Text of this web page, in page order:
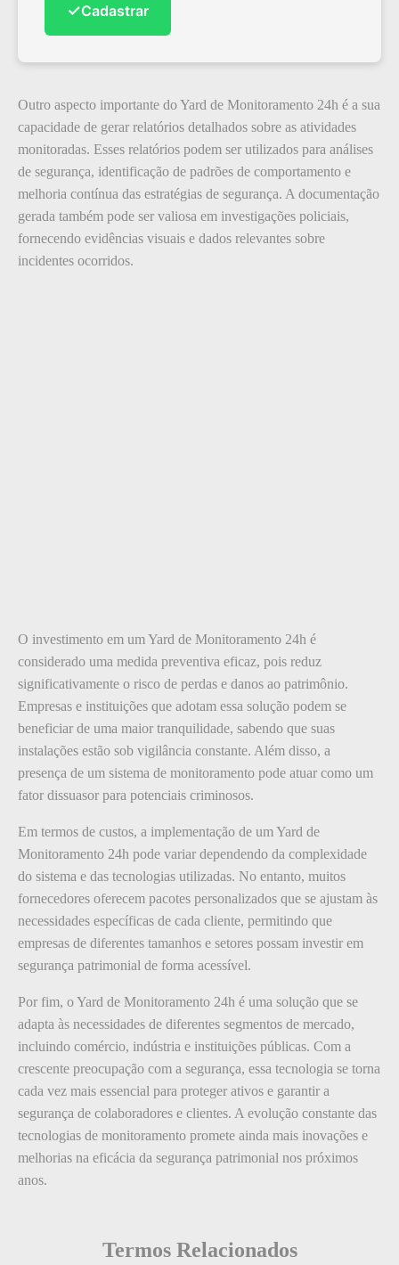
✓Cadastrar
Outro aspecto importante do Yard de Monitoramento 24h é a sua
capacidade de gerar relatórios detalhados sobre as atividades
monitoradas. Esses relatórios podem ser utilizados para análises
de segurança, identificação de padrões de comportamento e
melhoria contínua das estratégias de segurança. A documentação
gerada também pode ser valiosa em investigações policiais,
fornecendo evidências visuais e dados relevantes sobre
incidentes ocorridos.
O investimento em um Yard de Monitoramento 24h é
considerado uma medida preventiva eficaz, pois reduz
significativamente o risco de perdas e danos ao patrimônio.
Empresas e instituições que adotam essa solução podem se
beneficiar de uma maior tranquilidade, sabendo que suas
instalações estão sob vigilância constante. Além disso, a
presença de um sistema de monitoramento pode atuar como um
fator dissuasor para potenciais criminosos.
Em termos de custos, a implementação de um Yard de
Monitoramento 24h pode variar dependendo da complexidade
do sistema e das tecnologias utilizadas. No entanto, muitos
fornecedores oferecem pacotes personalizados que se ajustam às
necessidades específicas de cada cliente, permitindo que
empresas de diferentes tamanhos e setores possam investir em
segurança patrimonial de forma acessível.
Por fim, o Yard de Monitoramento 24h é uma solução que se
adapta às necessidades de diferentes segmentos de mercado,
incluindo comércio, indústria e instituições públicas. Com a
crescente preocupação com a segurança, essa tecnologia se torna
cada vez mais essencial para proteger ativos e garantir a
segurança de colaboradores e clientes. A evolução constante das
tecnologias de monitoramento promete ainda mais inovações e
melhorias na eficácia da segurança patrimonial nos próximos
anos.
Termos Relacionados